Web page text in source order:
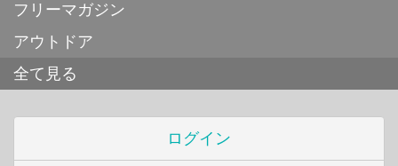
フリーマガジン
アウトドア
全て見る
ログイン